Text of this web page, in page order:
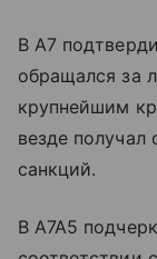
В A7
обращался за
крупнейшим
везде получал
санкций.
В A7A5